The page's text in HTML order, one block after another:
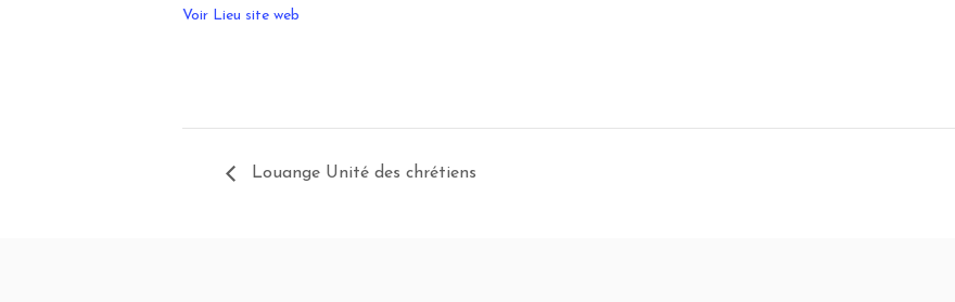
Voir Lieu site web
Louange Unité des chrétiens